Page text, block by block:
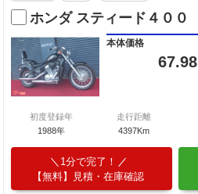
ホンダ スティード４００
本体価格
67.98
初度登録年
1988年
走行距離
4397Km
1分で完了！
【無料】見積・在庫確認